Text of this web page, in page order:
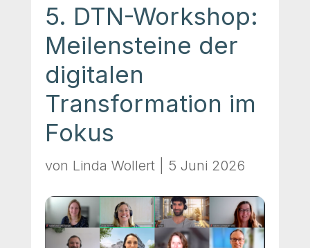
5. DTN-Workshop:
Meilensteine der
digitalen
Transformation im
Fokus
von Linda Wollert| 5 Juni 2026